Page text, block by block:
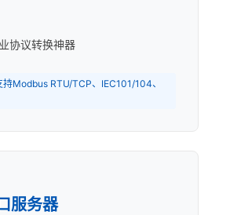
协议转换神器
Modbus RTU/TCP、IEC101/104、
服务器